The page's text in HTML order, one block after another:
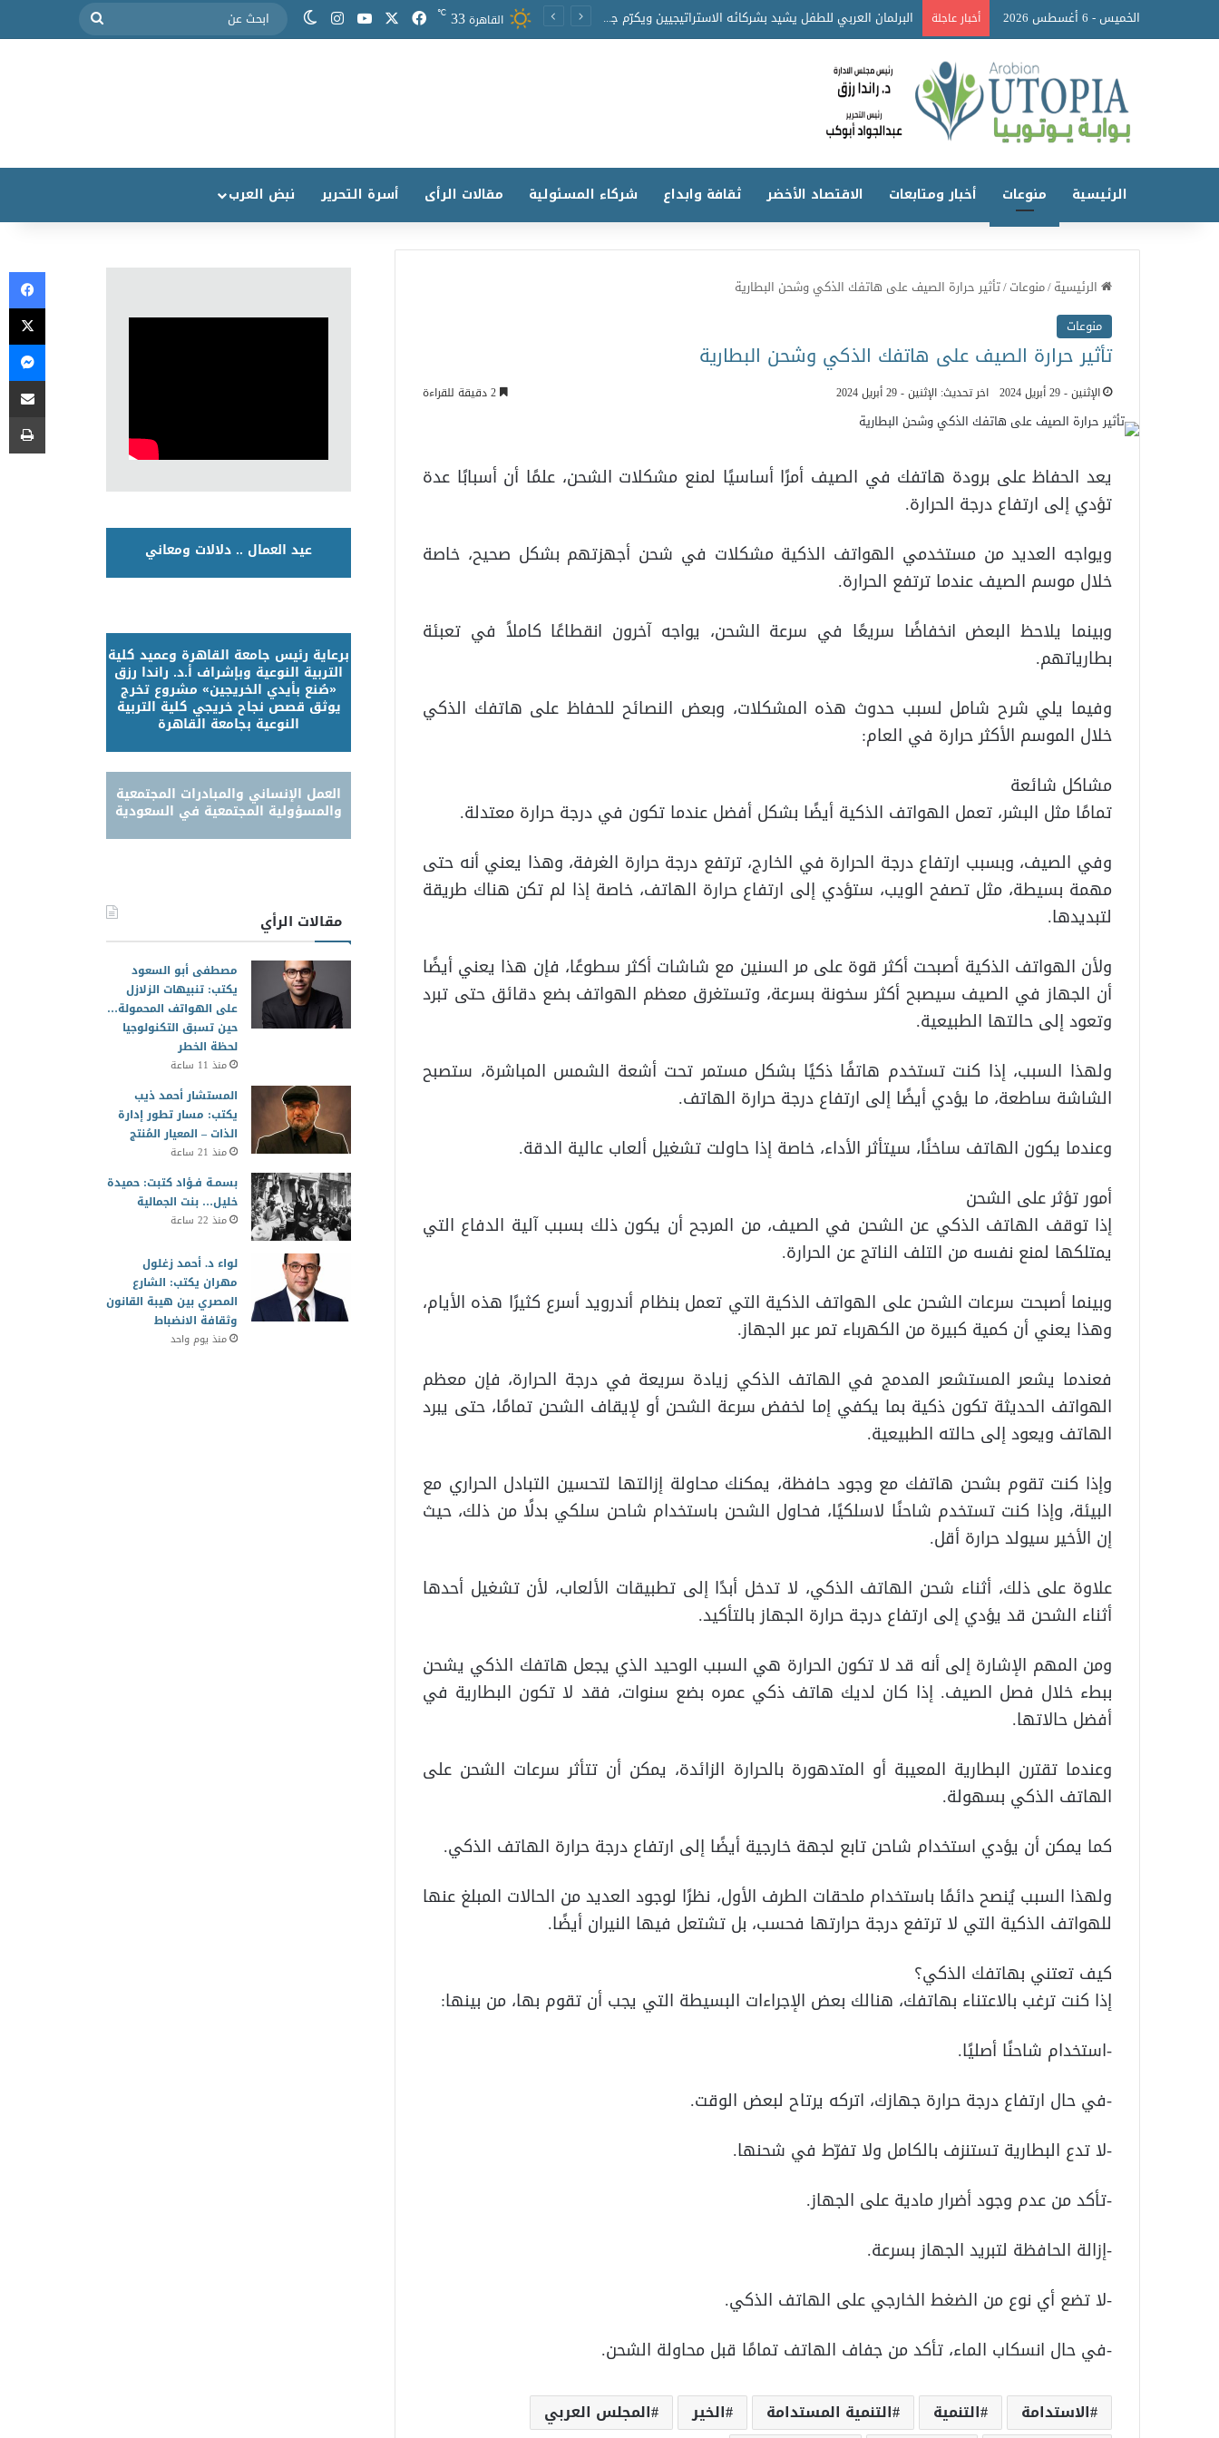
الخميس - 6 أغسطس 2026 أخبار عاجلة البرلمان العربي للطفل يشيد بشركائه الاستراتيجيين ويكرّم جهودهم في دعم برامجه ومبادراته القاهرة33
℃
الرئيسية منوعات أخبار ومتابعات الاقتصاد الأخضر ثقافة وابداع شركاء المسئولية مقالات الرأى أسرة التحرير نبض العرب
الرئيسية/منوعات/تأثير حرارة الصيف على هاتفك الذكي وشحن البطارية
منوعات
تأثير حرارة الصيف على هاتفك الذكي وشحن البطارية
الإثنين - 29 أبريل 2024 اخر تحديث: الإثنين - 29 أبريل 2024
يعد الحفاظ على برودة هاتفك في الصيف أمرًا أساسيًا لمنع مشكلات الشحن، علمًا أن أسبابًا عدة
تؤدي إلى ارتفاع درجة الحرارة.
ويواجه العديد من مستخدمي الهواتف الذكية مشكلات في شحن أجهزتهم بشكل صحيح، خاصة
خلال موسم الصيف عندما ترتفع الحرارة.
وبينما يلاحظ البعض انخفاضًا سريعًا في سرعة الشحن، يواجه آخرون انقطاعًا كاملاً في تعبئة
بطارياتهم.
وفيما يلي شرح شامل لسبب حدوث هذه المشكلات، وبعض النصائح للحفاظ على هاتفك الذكي
خلال الموسم الأكثر حرارة في العام:
مشاكل شائعة
تمامًا مثل البشر، تعمل الهواتف الذكية أيضًا بشكل أفضل عندما تكون في درجة حرارة معتدلة.
وفي الصيف، وبسبب ارتفاع درجة الحرارة في الخارج، ترتفع درجة حرارة الغرفة، وهذا يعني أنه حتى
مهمة بسيطة، مثل تصفح الويب، ستؤدي إلى ارتفاع حرارة الهاتف، خاصة إذا لم تكن هناك طريقة
لتبديدها.
ولأن الهواتف الذكية أصبحت أكثر قوة على مر السنين مع شاشات أكثر سطوعًا، فإن هذا يعني أيضًا
أن الجهاز في الصيف سيصبح أكثر سخونة بسرعة، وتستغرق معظم الهواتف بضع دقائق حتى تبرد
وتعود إلى حالتها الطبيعية.
ولهذا السبب، إذا كنت تستخدم هاتفًا ذكيًا بشكل مستمر تحت أشعة الشمس المباشرة، ستصبح
الشاشة ساطعة، ما يؤدي أيضًا إلى ارتفاع درجة حرارة الهاتف.
وعندما يكون الهاتف ساخنًا، سيتأثر الأداء، خاصة إذا حاولت تشغيل ألعاب عالية الدقة.
أمور تؤثر على الشحن
إذا توقف الهاتف الذكي عن الشحن في الصيف، من المرجح أن يكون ذلك بسبب آلية الدفاع التي
يمتلكها لمنع نفسه من التلف الناتج عن الحرارة.
وبينما أصبحت سرعات الشحن على الهواتف الذكية التي تعمل بنظام أندرويد أسرع كثيرًا هذه الأيام،
وهذا يعني أن كمية كبيرة من الكهرباء تمر عبر الجهاز.
فعندما يشعر المستشعر المدمج في الهاتف الذكي زيادة سريعة في درجة الحرارة، فإن معظم
الهواتف الحديثة تكون ذكية بما يكفي إما لخفض سرعة الشحن أو لإيقاف الشحن تمامًا، حتى يبرد
الهاتف ويعود إلى حالته الطبيعية.
وإذا كنت تقوم بشحن هاتفك مع وجود حافظة، يمكنك محاولة إزالتها لتحسين التبادل الحراري مع
البيئة، وإذا كنت تستخدم شاحنًا لاسلكيًا، فحاول الشحن باستخدام شاحن سلكي بدلًا من ذلك، حيث
إن الأخير سيولد حرارة أقل.
علاوة على ذلك، أثناء شحن الهاتف الذكي، لا تدخل أبدًا إلى تطبيقات الألعاب، لأن تشغيل أحدها
أثناء الشحن قد يؤدي إلى ارتفاع درجة حرارة الجهاز بالتأكيد.
ومن المهم الإشارة إلى أنه قد لا تكون الحرارة هي السبب الوحيد الذي يجعل هاتفك الذكي يشحن
ببطء خلال فصل الصيف. إذا كان لديك هاتف ذكي عمره بضع سنوات، فقد لا تكون البطارية في
أفضل حالاتها.
وعندما تقترن البطارية المعيبة أو المتدهورة بالحرارة الزائدة، يمكن أن تتأثر سرعات الشحن على
الهاتف الذكي بسهولة.
كما يمكن أن يؤدي استخدام شاحن تابع لجهة خارجية أيضًا إلى ارتفاع درجة حرارة الهاتف الذكي.
ولهذا السبب يُنصح دائمًا باستخدام ملحقات الطرف الأول، نظرًا لوجود العديد من الحالات المبلغ عنها
للهواتف الذكية التي لا ترتفع درجة حرارتها فحسب، بل تشتعل فيها النيران أيضًا.
كيف تعتني بهاتفك الذكي؟
إذا كنت ترغب بالاعتناء بهاتفك، هنالك بعض الإجراءات البسيطة التي يجب أن تقوم بها، من بينها:
-استخدام شاحنًا أصليًا.
-في حال ارتفاع درجة حرارة جهازك، اتركه يرتاح لبعض الوقت.
-لا تدع البطارية تستنزف بالكامل ولا تفرّط في شحنها.
-تأكد من عدم وجود أضرار مادية على الجهاز.
-إزالة الحافظة لتبريد الجهاز بسرعة.
-لا تضع أي نوع من الضغط الخارجي على الهاتف الذكي.
-في حال انسكاب الماء، تأكد من جفاف الهاتف تمامًا قبل محاولة الشحن.
الاستدامة التنمية التنمية المستدامة الخير
المجلس العربي
عيد العمال .. دلالات ومعاني
برعاية رئيس جامعة القاهرة وعميد كلية
التربية النوعية وبإشراف أ.د. راندا رزق
«صُنع بأيدي الخريجين» مشروع تخرج
يوثق قصص نجاح خريجي كلية التربية
النوعية بجامعة القاهرة
العمل الإنساني والمبادرات المجتمعية
والمسؤولية المجتمعية في السعودية
مقالات الرأي
مصطفى أبو السعود
يكتب: تنبيهات الزلازل
على الهواتف المحمولة…
حين تسبق التكنولوجيا
لحظة الخطر
منذ 11 ساعة
المستشار أحمد ذيب
يكتب: مسار تطور إدارة
الذات – المعيار المُنتج
منذ 21 ساعة
بسمـة فـؤاد كتبت: حميدة
خليل… بنت الجمالية
منذ 22 ساعة
لواء د. أحمد زغلول
مهران يكتب: الشارع
المصري بين هيبة القانون
وثقافة الانضباط
منذ يوم واحد